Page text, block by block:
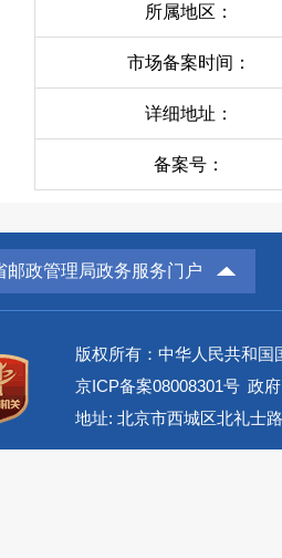
所属地区：
市场备案时间：
详细地址：
备案号：
邮政管理局政务服务门户
版权所有：中华人民共和国
京ICP备案08008301号 政
地址: 北京市西城区北礼士